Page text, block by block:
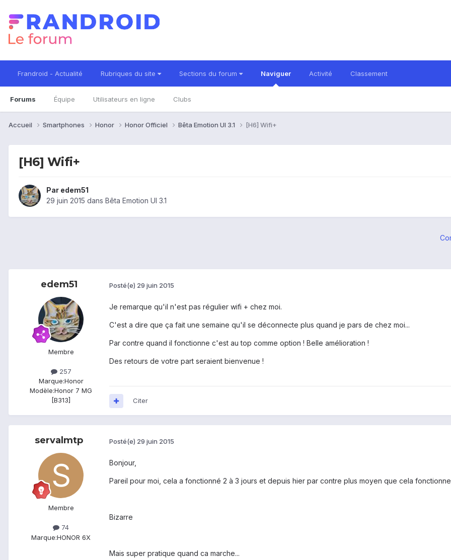
Frandroid - Actualité Rubriques du site Sections du forum Naviguer
Forums Équipe Utilisateurs en ligne Clubs
Activité Classement
Accueil Smartphones Honor Honor Officiel Bêta Emotion UI 3.1 [H6] Wifi+
[H6] Wifi+
Par edem51
29 juin 2015 dans Bêta Emotion UI 3.1
edem51
Membre
257
Marque:Honor
Modèle:Honor 7 MG
[B313]
Posté(e) 29 juin 2015
Je remarque qu'il n'est pas régulier wifi + chez moi.
C'est a dire que ça fait une semaine qu'il se déconnecte plus quand je pars de chez moi...
Par contre quand il fonctionne c'est au top comme option ! Belle amélioration !
Des retours de votre part seraient bienvenue !
Citer
servalmtp
Membre
74
Marque:HONOR 6X
Posté(e) 29 juin 2015
Bonjour,
Pareil pour moi, cela a fonctionné 2 à 3 jours et depuis hier par contre plus moyen que cela
Bizarre
Mais super pratique quand ca marche...